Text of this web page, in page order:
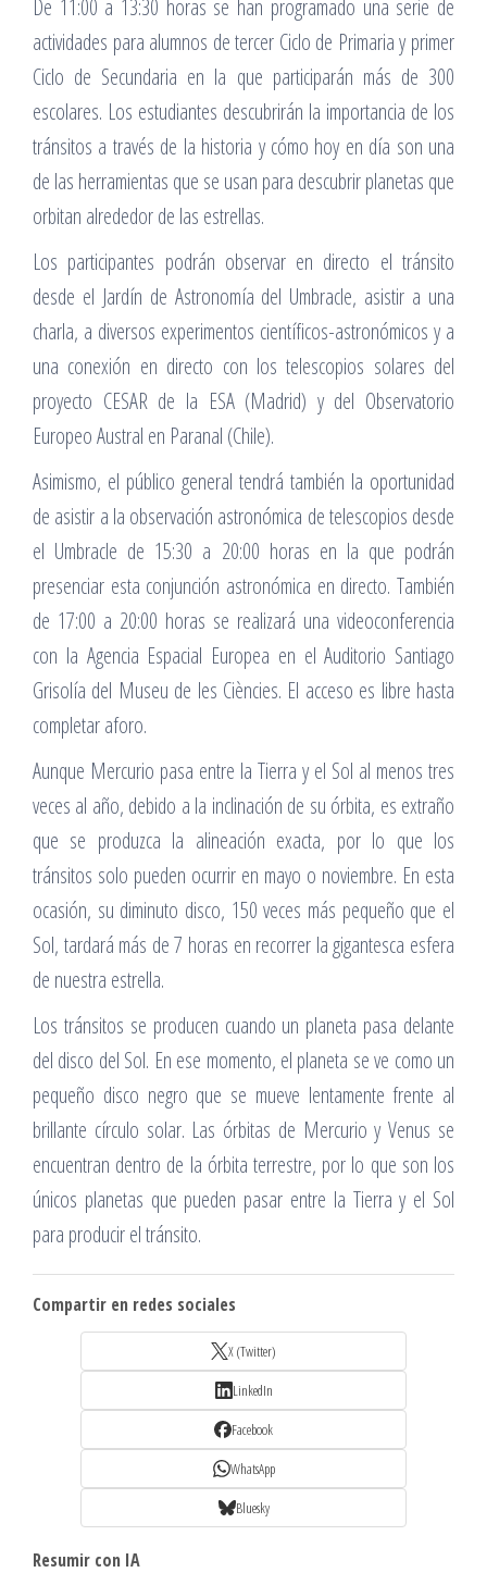
De 11:00 a 13:30 horas se han programado una serie de
actividades para alumnos de tercer Ciclo de Primaria y primer
Ciclo de Secundaria en la que participarán más de 300
escolares. Los estudiantes descubrirán la importancia de los
tránsitos a través de la historia y cómo hoy en día son una
de las herramientas que se usan para descubrir planetas que
orbitan alrededor de las estrellas.
Los participantes podrán observar en directo el tránsito
desde el Jardín de Astronomía del Umbracle, asistir a una
charla, a diversos experimentos científicos-astronómicos y a
una conexión en directo con los telescopios solares del
proyecto CESAR de la ESA (Madrid) y del Observatorio
Europeo Austral en Paranal (Chile).
Asimismo, el público general tendrá también la oportunidad
de asistir a la observación astronómica de telescopios desde
el Umbracle de 15:30 a 20:00 horas en la que podrán
presenciar esta conjunción astronómica en directo. También
de 17:00 a 20:00 horas se realizará una videoconferencia
con la Agencia Espacial Europea en el Auditorio Santiago
Grisolía del Museu de les Ciències. El acceso es libre hasta
completar aforo.
Aunque Mercurio pasa entre la Tierra y el Sol al menos tres
veces al año, debido a la inclinación de su órbita, es extraño
que se produzca la alineación exacta, por lo que los
tránsitos solo pueden ocurrir en mayo o noviembre. En esta
ocasión, su diminuto disco, 150 veces más pequeño que el
Sol, tardará más de 7 horas en recorrer la gigantesca esfera
de nuestra estrella.
Los tránsitos se producen cuando un planeta pasa delante
del disco del Sol. En ese momento, el planeta se ve como un
pequeño disco negro que se mueve lentamente frente al
brillante círculo solar. Las órbitas de Mercurio y Venus se
encuentran dentro de la órbita terrestre, por lo que son los
únicos planetas que pueden pasar entre la Tierra y el Sol
para producir el tránsito.
Compartir en redes sociales
X (Twitter)
LinkedIn
Facebook
WhatsApp
Bluesky
Resumir con IA